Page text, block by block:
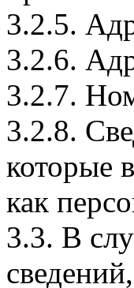
3.2.5.
3.2.6.
3.2.7.
3.2.8.
которые
как
3.3. В